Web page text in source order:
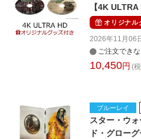
【4K
オリジナル
2026年11月06
ご注文でき
10,450円 (
ブルーレイ
スター・ウ
ド・グロー